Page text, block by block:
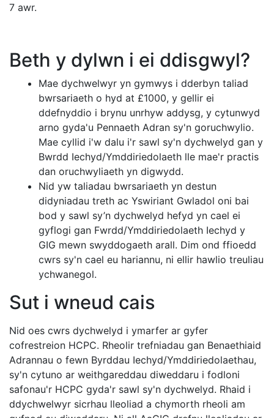
7 awr.
Beth y dylwn i ei ddisgwyl?
Mae dychwelwyr yn gymwys i dderbyn taliad
bwrsariaeth o hyd at £1000, y gellir ei
ddefnyddio i brynu unrhyw addysg, y cytunwyd
arno gyda'u Pennaeth Adran sy'n goruchwylio.
Mae cyllid i'w dalu i'r sawl sy'n dychwelyd gan y
Bwrdd Iechyd/Ymddiriedolaeth lle mae'r practis
dan oruchwyliaeth yn digwydd.
Nid yw taliadau bwrsariaeth yn destun
didyniadau treth ac Yswiriant Gwladol oni bai
bod y sawl sy’n dychwelyd hefyd yn cael ei
gyflogi gan Fwrdd/Ymddiriedolaeth Iechyd y
GIG mewn swyddogaeth arall. Dim ond ffioedd
cwrs sy'n cael eu hariannu, ni ellir hawlio treuliau
ychwanegol.
Sut i wneud cais
Nid oes cwrs dychwelyd i ymarfer ar gyfer
cofrestreion HCPC. Rheolir trefniadau gan Benaethiaid
Adrannau o fewn Byrddau Iechyd/Ymddiriedolaethau,
sy'n cytuno ar weithgareddau diweddaru i fodloni
safonau'r HCPC gyda'r sawl sy'n dychwelyd. Rhaid i
ddychwelwyr sicrhau lleoliad a chymorth rheoli am